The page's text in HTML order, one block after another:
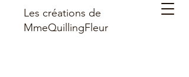
Les créations de
MmeQuillingFleur